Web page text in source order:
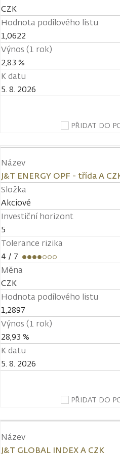
CZK
Hodnota podílového listu
1,0622
Výnos (1 rok)
2,83 %
K datu
5. 8. 2026
PŘIDAT DO
Název
J&T ENERGY OPF - třída A
Složka
Akciové
Investiční horizont
5
Tolerance rizika
4 / 7
Měna
CZK
Hodnota podílového listu
1,2897
Výnos (1 rok)
28,93 %
K datu
5. 8. 2026
PŘIDAT DO
Název
J&T GLOBAL INDEX A CZK